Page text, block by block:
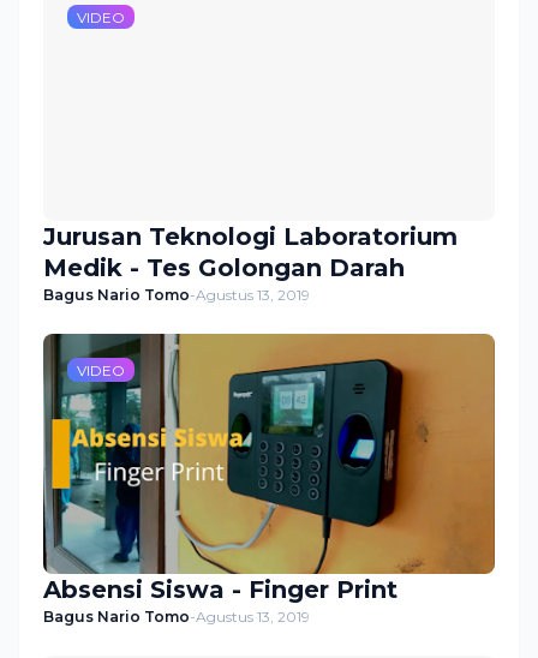
VIDEO
Jurusan Teknologi Laboratorium
Medik - Tes Golongan Darah
Bagus Nario Tomo-Agustus 13, 2019
VIDEO
Absensi Siswa - Finger Print
Bagus Nario Tomo-Agustus 13, 2019